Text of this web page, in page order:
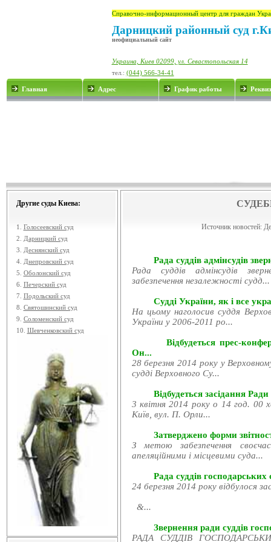
Справочно-информационный центр для граждан
Дарницкий районный суд
неофициальный сайт
Украина, Киев 02099, ул. Севастопольская 14
тел.: (044) 566-34-41
Главная Адрес График работы
Другие суды Киева:
1. Голосеевский суд
2.
Дарницкий суд
3.
Деснянский суд
4. Днепровский суд
5. Оболонский суд
6. Печерский суд
7. Подольский суд
8. Святошинский суд
9. Соломенский суд
10. Шевченковский суд
Источник новостей:
Рада суддів адмінсудів
Рада суддів адмінсудів
забезпечення незалежності судд...
Судді України, як і все
На цьому наголосив суддя
України у 2006-2011 ро...
Відбудеться прес-
Он...
28 березня 2014 року у
судді Верховного Су...
Відбудеться засідання
3 квітня 2014 року о 14 год. 00
Київ, вул. П. Орли...
Затверджено форми
З метою забезпечення
апеляційними і місцевими суда...
Рада суддів господарських
24 березня 2014 року відбулося
&...
Звернення ради суддів
РАДА СУДДІВ